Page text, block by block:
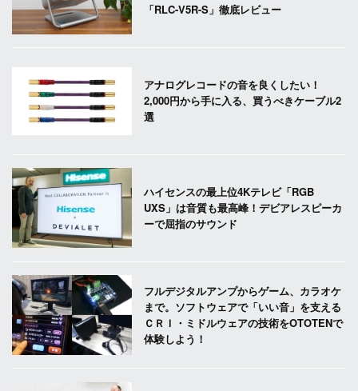
「RLC-V5R-S」徹底レビュー
アナログレコードの音を良くしたい！
2,000円から手に入る、買うべきケーブル2
選
ハイセンスの最上位4Kテレビ「RGB
UXS」は音質も最高峰！デビアレスピーカ
ーで屈指のサウンド
フルデジタルアンプからゲーム、カラオケ
まで。ソフトウェアで「いい音」を支える
ＣＲＩ・ミドルウェアの技術をOTOTENで
体験しよう！